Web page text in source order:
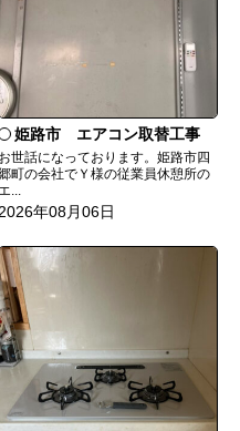
姫路市 エアコン取替工事
お世話になっております。姫路市四
町の会社でＹ様の従業員休憩所の
...
年08月06日